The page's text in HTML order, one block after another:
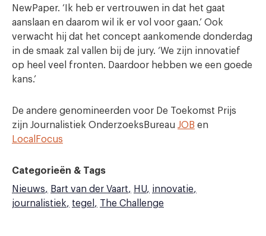
NewPaper. ‘Ik heb er vertrouwen in dat het gaat
aanslaan en daarom wil ik er vol voor gaan.’ Ook
verwacht hij dat het concept aankomende donderdag
in de smaak zal vallen bij de jury. ‘We zijn innovatief
op heel veel fronten. Daardoor hebben we een goede
kans.’
De andere genomineerden voor De Toekomst Prijs
zijn Journalistiek OnderzoeksBureau JOB en
LocalFocus
Categorieën & Tags
Nieuws
Bart van der Vaart HU
innovatie
journalistiek
tegel The Challenge